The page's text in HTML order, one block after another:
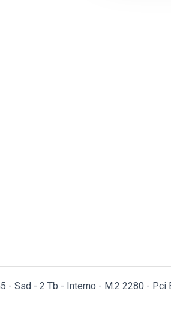
- Ssd - 2 Tb - Interno - M.2 2280 - Pci